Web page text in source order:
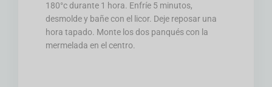
180°c durante 1 hora. Enfríe 5 minutos,
desmolde y bañe con el licor. Deje reposar una
hora tapado. Monte los dos panqués con la
mermelada en el centro.